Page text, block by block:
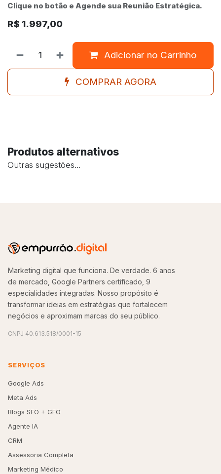
Clique no botão e Agende sua Reunião Estratégica.
R$ 1.997,00
Adicionar no Carrinho
COMPRAR AGORA
Produtos alternativos
Outras sugestões...
Marketing digital que funciona. De verdade. 6 anos
de mercado, Google Partners certificado, 9
especialidades integradas. Nosso propósito é
transformar ideias em estratégias que fortalecem
negócios e aproximam marcas do seu público.
CNPJ 40.613.518/0001-15
SERVIÇOS
Google Ads
Meta Ads
Blogs SEO + GEO
Agente IA
CRM
Assessoria Completa
Marketing Médico